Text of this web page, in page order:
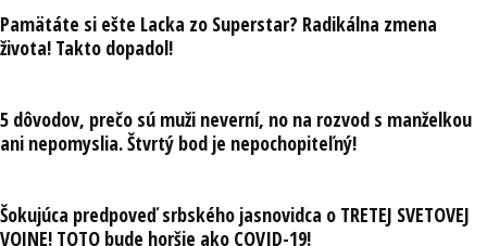
Pamätáte si ešte Lacka zo Superstar? Radikálna zmena
života! Takto dopadol!
5 dôvodov, prečo sú muži neverní, no na rozvod s manželkou
ani nepomyslia. Štvrtý bod je nepochopiteľný!
Šokujúca predpoveď srbského jasnovidca o TRETEJ SVETOVEJ
VOJNE! TOTO bude horšie ako COVID-19!